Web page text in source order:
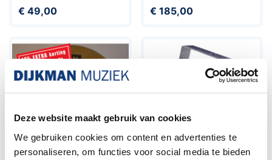
Deze website maakt gebruik van cookies
We gebruiken cookies om content en advertenties te
personaliseren, om functies voor social media te bieden
Prijs
€ 49,00
Prijs
€ 185,00